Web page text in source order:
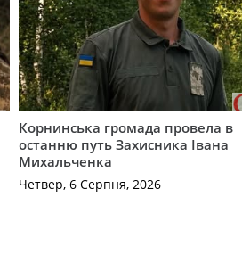
Корнинська громада провела в
останню путь Захисника Івана
Михальченка
Четвер, 6 Серпня, 2026